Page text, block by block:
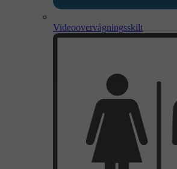
Videoovervågningsskilt